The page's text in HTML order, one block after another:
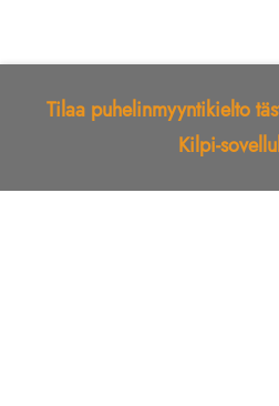
Tilaa puhelinmyyntikielto
Kilpi-